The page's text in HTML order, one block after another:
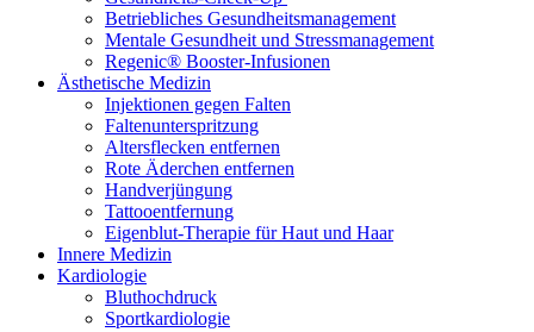
Betriebliches Gesundheitsmanagement
Mentale Gesundheit und Stressmanagement
Regenic® Booster-Infusionen
Ästhetische Medizin
Injektionen gegen Falten
Faltenunterspritzung
Altersflecken entfernen
Rote Äderchen entfernen
Handverjüngung
Tattooentfernung
Eigenblut-Therapie für Haut und Haar
Innere Medizin
Kardiologie
Bluthochdruck
Sportkardiologie